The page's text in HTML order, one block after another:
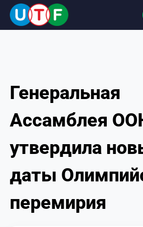
ГЛАВНАЯ
ФТУ
НОВОСТИ
ДОКУМЕНТЫ
ПЕРСОНАЛИИ
Генеральная
Ассамблея
утвердила
даты
перемирия